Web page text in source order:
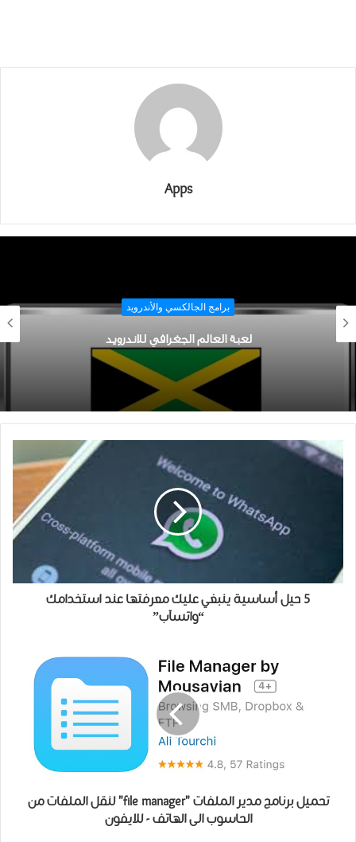
Apps
برامج الجالكسي والأندرويد
لعبة العالم الجغرافي للاندرويد
5 حيل أساسية ينبغي عليك معرفتها عند استخدامك
“واتسآب”
تحميل برنامج مدير الملفات "file manager" لنقل الملفات من
الحاسوب الى الهاتف - للايفون